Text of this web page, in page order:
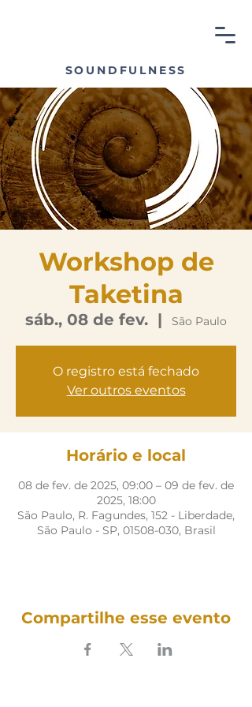
SOUNDFULNESS
Workshop de
Taketina
sáb., 08 de fev.
  |
São Paulo
O registro está fechado
Ver outros eventos
Horário e local
08 de fev. de 2025, 09:00 – 09 de fev. de
2025, 18:00
São Paulo, R. Fagundes, 152 - Liberdade,
São Paulo - SP, 01508-030, Brasil
Compartilhe esse evento